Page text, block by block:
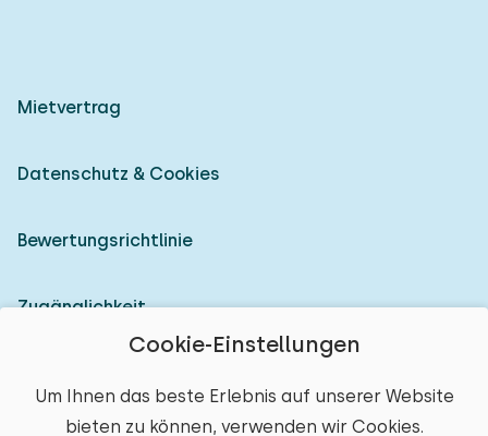
Cookie-Einstellungen
Um Ihnen das beste Erlebnis auf unserer Website
bieten zu können, verwenden wir Cookies.
Mietvertrag
Datenschutz & Cookies
Bewertungsrichtlinie
Zugänglichkeit